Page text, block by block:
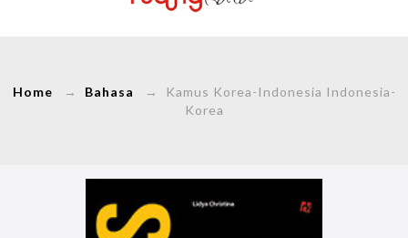
Home → Bahasa → Kamus Korea-Indonesia Indonesia-
Korea